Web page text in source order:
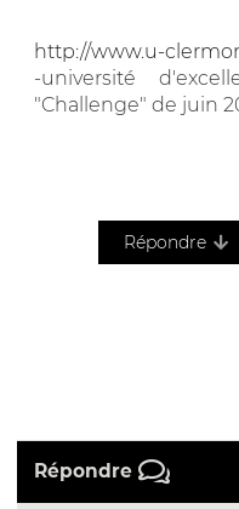
http://www.u-
-université
"Challenge" de juin
Répondre
Répondre